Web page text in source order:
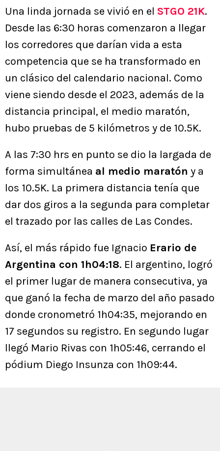
Una linda jornada se vivió en el STGO 21K.
Desde las 6:30 horas comenzaron a llegar
los corredores que darían vida a esta
competencia que se ha transformado en
un clásico del calendario nacional. Como
viene siendo desde el 2023, además de la
distancia principal, el medio maratón,
hubo pruebas de 5 kilómetros y de 10.5K.
A las 7:30 hrs en punto se dio la largada de
forma simultánea al medio maratón y a
los 10.5K. La primera distancia tenía que
dar dos giros a la segunda para completar
el trazado por las calles de Las Condes.
Así, el más rápido fue Ignacio Erario de
Argentina con 1h04:18. El argentino, logró
el primer lugar de manera consecutiva, ya
que ganó la fecha de marzo del año pasado
donde cronometró 1h04:35, mejorando en
17 segundos su registro. En segundo lugar
llegó Mario Rivas con 1h05:46, cerrando el
pódium Diego Insunza con 1h09:44.